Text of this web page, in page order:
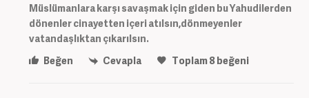
Müslümanlara karşı savaşmak için giden bu Yahudilerden
dönenler cinayetten içeri atılsın,dönmeyenler
vatandaşlıktan çıkarılsın.
Beğen
Cevapla Toplam8beğeni